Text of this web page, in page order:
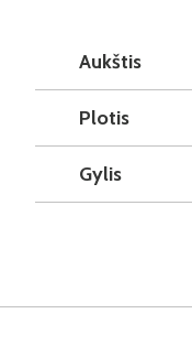
Aukštis
Plotis
Gylis